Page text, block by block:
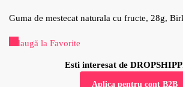
Guma de mestecat naturala cu fructe, 28g,
Adaugă la Favorite
Esti interesat de
Aplica pentru cont B2B